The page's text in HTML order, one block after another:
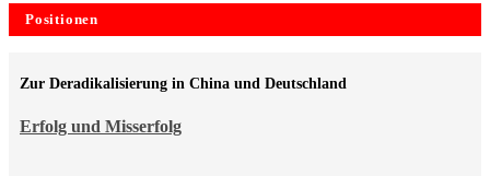
Positionen
Erfolg und Misserfolg
Zur Deradikalisierung in China und Deutschland